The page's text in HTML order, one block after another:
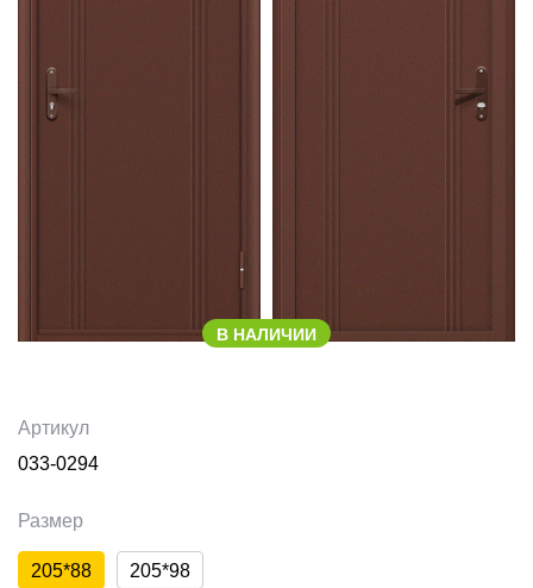
В НАЛИЧИИ
Артикул
033-0294
Размер
205*88 205*98